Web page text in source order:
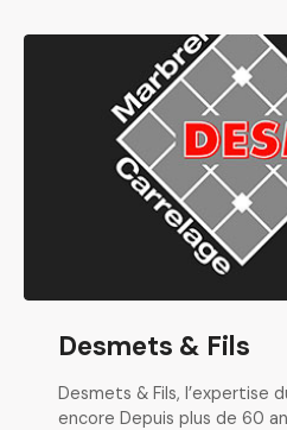
Desmets & Fils
Desmets & Fils, l’expertise
encore Depuis plus de 60